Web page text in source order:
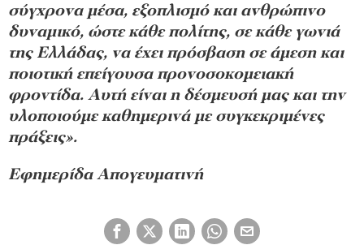
σύγχρονα μέσα, εξοπλισμό και ανθρώπινο
δυναμικό, ώστε κάθε πολίτης, σε κάθε γωνιά
της Ελλάδας, να έχει πρόσβαση σε άμεση και
ποιοτική επείγουσα προνοσοκομειακή
φροντίδα. Αυτή είναι η δέσμευσή μας και την
υλοποιούμε καθημερινά με συγκεκριμένες
πράξεις».
Εφημερίδα Απογευματινή